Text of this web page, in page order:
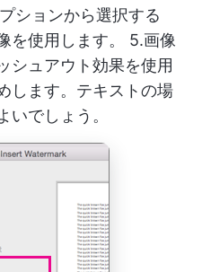
ションから選択する
を使用します。 5.画像
シュアウト効果を使用
します。テキストの場
いでしょう。